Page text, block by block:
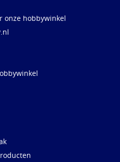
onze hobbywinkel